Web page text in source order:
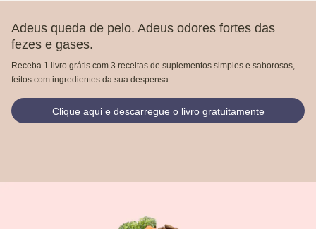
Adeus queda de pelo. Adeus odores fortes das
fezes e gases.
Receba 1 livro grátis com 3 receitas de suplementos simples e saborosos,
feitos com ingredientes da sua despensa
Clique aqui e descarregue o livro gratuitamente